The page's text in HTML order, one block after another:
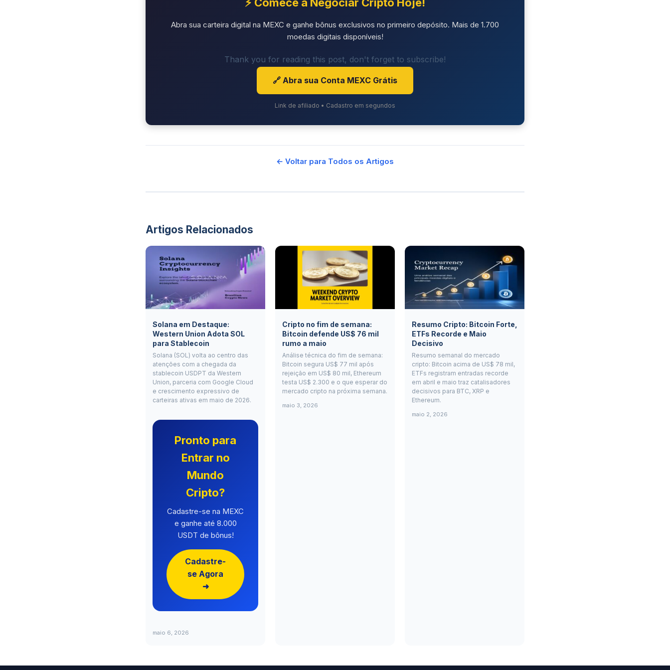
⚡ Comece a Negociar Cripto Hoje!
Abra sua carteira digital na MEXC e ganhe bônus exclusivos no primeiro depósito. Mais de 1.700
moedas digitais disponíveis!
Thank you for reading this post, don't forget to subscribe!
🔗 Abra sua Conta MEXC Grátis
Link de afiliado • Cadastro em segundos
← Voltar para Todos os Artigos
Artigos Relacionados
Solana em Destaque:
Western Union Adota SOL
para Stablecoin
Solana (SOL) volta ao centro das
atenções com a chegada da
stablecoin USDPT da Western
Union, parceria com Google Cloud
e crescimento expressivo de
carteiras ativas em maio de 2026.
Pronto para
Entrar no
Mundo
Cripto?
Cadastre-se na MEXC
e ganhe até 8.000
USDT de bônus!
Cadastre-
se Agora
➜
maio 6, 2026
Cripto no fim de semana:
Bitcoin defende US$ 76 mil
rumo a maio
Análise técnica do fim de semana:
Bitcoin segura US$ 77 mil após
rejeição em US$ 80 mil, Ethereum
testa US$ 2.300 e o que esperar do
mercado cripto na próxima semana.
maio 3, 2026
Resumo Cripto: Bitcoin Forte,
ETFs Recorde e Maio
Decisivo
Resumo semanal do mercado
cripto: Bitcoin acima de US$ 78 mil,
ETFs registram entradas recorde
em abril e maio traz catalisadores
decisivos para BTC, XRP e
Ethereum.
maio 2, 2026